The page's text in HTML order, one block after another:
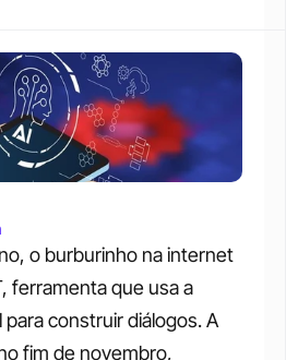
o burburinho na internet
ferramenta que usa a
construir diálogos. A
fim de novembro,